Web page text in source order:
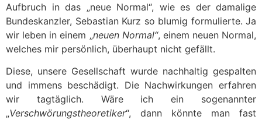
Aufbruch in das „neue Normal“, wie es der damalige
Bundeskanzler, Sebastian Kurz so blumig formulierte. Ja
wir leben in einem „neuen Normal“, einem neuen Normal,
welches mir persönlich, überhaupt nicht gefällt.
Diese, unsere Gesellschaft wurde nachhaltig gespalten
und immens beschädigt. Die Nachwirkungen erfahren
wir tagtäglich. Wäre ich ein sogenannter
„Verschwörungstheoretiker“, dann könnte man fast